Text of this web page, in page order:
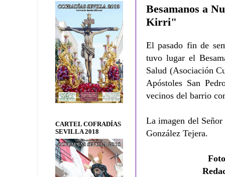
Besamanos a
Kirri"
El pasado fin de
tuvo lugar el
Salud (Asociación
Apóstoles San
vecinos del barrio
La imagen del
González Tejera.
CARTEL COFRADÍAS
SEVILLA 2018